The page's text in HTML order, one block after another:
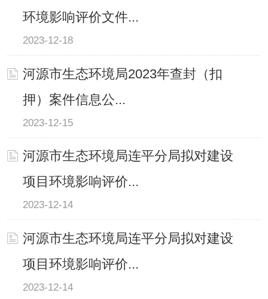
环境影响评价文件...
2023-12-18
河源市生态环境局2023年查封（扣
押）案件信息公...
2023-12-15
河源市生态环境局连平分局拟对建设
项目环境影响评价...
2023-12-14
河源市生态环境局连平分局拟对建设
项目环境影响评价...
2023-12-14